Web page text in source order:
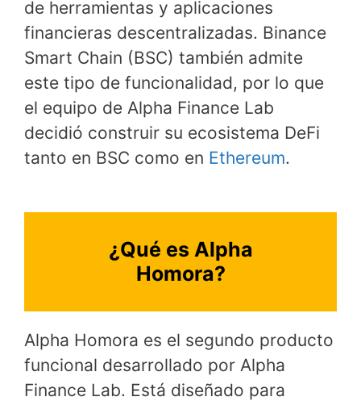
de herramientas y aplicaciones
financieras descentralizadas. Binance
Smart Chain (BSC) también admite
este tipo de funcionalidad, por lo que
el equipo de Alpha Finance Lab
decidió construir su ecosistema DeFi
tanto en BSC como en Ethereum.
¿Qué es Alpha
Homora?
Alpha Homora es el segundo producto
funcional desarrollado por Alpha
Finance Lab. Está diseñado para